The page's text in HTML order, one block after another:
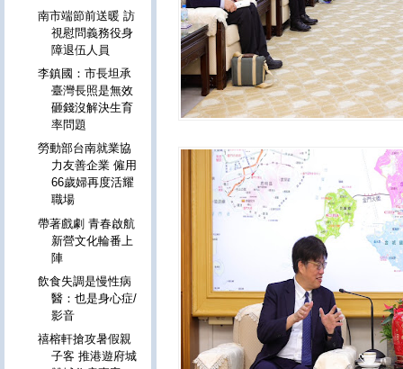
南市端節前送暖 訪
視慰問義務役身
障退伍人員
李鎮國：市長坦承
臺灣長照是無效
砸錢沒解決生育
率問題
勞動部台南就業協
力友善企業 僱用
66歲婦再度活耀
職場
帶著戲劇 青春啟航
新營文化輪番上
陣
飲食失調是慢性病
醫：也是身心症/
影音
禧榕軒搶攻暑假親
子客 推港遊府城